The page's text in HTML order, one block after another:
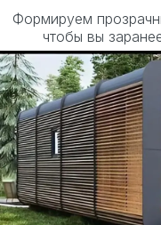
Формируем
чтобы вы